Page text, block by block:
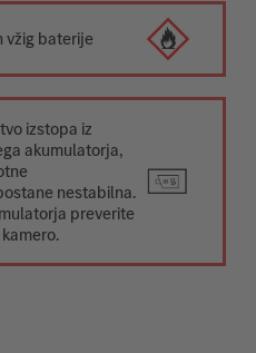
vžig baterije
izstopa iz
akumulatorja,
nestabilna.
preverite